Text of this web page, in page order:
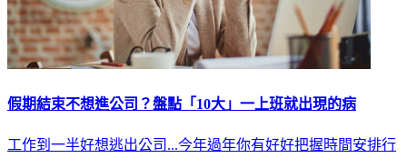
假期結束不想進公司？盤點「10大」一上班就出現的病
工作到一半好想逃出公司...今年過年你有好好把握時間安排行